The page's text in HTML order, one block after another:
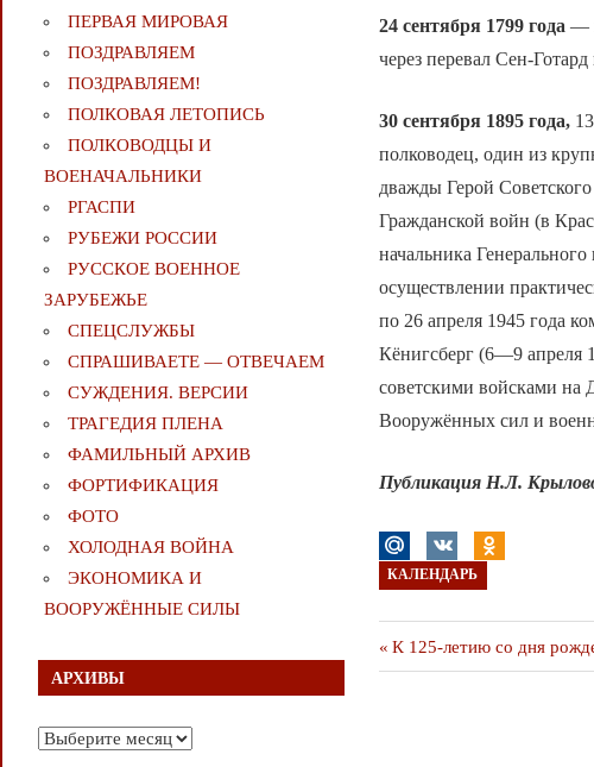
24 сентября 1799 года —
через перевал Сен-
30 сентября 1895 года,
полководец, один из
дважды Герой
Гражданской войн (в
начальника
осуществлении
по 26 апреля 1945 года
Кёнигсберг (6—9 апреля
советскими войсками
Вооружённых сил и
Публикация Н.Л.
КАЛЕНДАРЬ
Навигация
Предыдущая
публикация
К 125-летию со дня
ПЕРВАЯ МИРОВАЯ
ПОЗДРАВЛЯЕМ
ПОЗДРАВЛЯЕМ!
ПОЛКОВАЯ ЛЕТОПИСЬ
ПОЛКОВОДЦЫ И
ВОЕНАЧАЛЬНИКИ
РГАСПИ
РУБЕЖИ РОССИИ
РУССКОЕ ВОЕННОЕ
ЗАРУБЕЖЬЕ
СПЕЦСЛУЖБЫ
СПРАШИВАЕТЕ — ОТВЕЧАЕМ
СУЖДЕНИЯ. ВЕРСИИ
ТРАГЕДИЯ ПЛЕНА
ФАМИЛЬНЫЙ АРХИВ
ФОРТИФИКАЦИЯ
ФОТО
ХОЛОДНАЯ ВОЙНА
ЭКОНОМИКА И
ВООРУЖЁННЫЕ СИЛЫ
АРХИВЫ
Архивы